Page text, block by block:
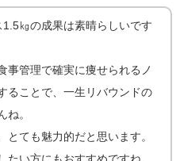
㎏の成果は素晴らしいです
事管理で確実に痩せられるノ
ることで、一生リバウンドの
ね。
とても魅力的だと思います。
たい方にもおすすめですね。